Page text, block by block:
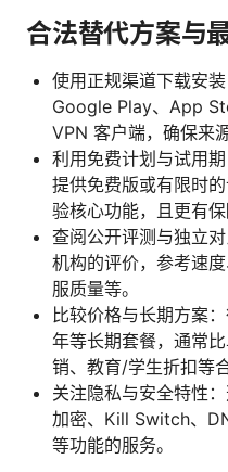
合法替代方案与
使用正规渠道下载安
Google Play、App
VPN 客户端，确保来
利用免费计划与试用
提供免费版或有限时
验核心功能，且更有保
查阅公开评测与独立
机构的评价，参考速
服质量等。
比较价格与长期方案
年等长期套餐，通常
销、教育/学生折扣等
关注隐私与安全特性
加密、Kill Switch、
等功能的服务。